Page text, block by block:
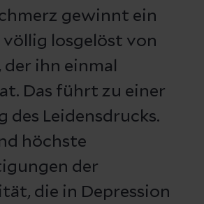
gewinnt ein
völlig losgelöst von
ihn einmal
Das führt zu einer
des Leidensdrucks.
höchste
der
die in Depression